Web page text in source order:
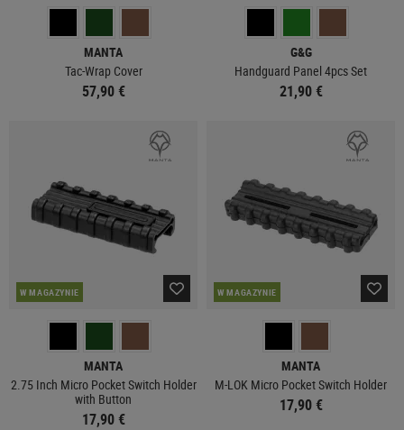
MANTA
Tac-Wrap Cover
57,90 €
G&G
Handguard Panel 4pcs Set
21,90 €
W MAGAZYNIE
MANTA
2.75 Inch Micro Pocket Switch Holder
with Button
17,90 €
W MAGAZYNIE
MANTA
M-LOK Micro Pocket Switch Holder
17,90 €